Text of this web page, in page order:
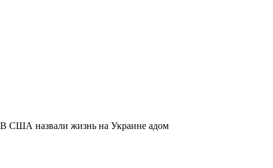
В США назвали жизнь на Украине адом